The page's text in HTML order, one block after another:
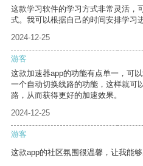
这款学习软件的学习方式非常灵活，
式。我可以根据自己的时间安排学习进
2024-12-25
游客
这款加速器app的功能有点单一，可
一个自动切换线路的功能，这样就可
路，从而获得更好的加速效果。
2024-12-25
游客
这款app的社区氛围很温馨，让我能够